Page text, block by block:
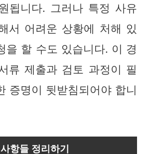
됩니다. 그러나 특정 사유
서 어려운 상황에 처해 있
을 할 수도 있습니다. 이 경
류 제출과 검토 과정이 필
증명이 뒷받침되어야 합니
항들 정리하기